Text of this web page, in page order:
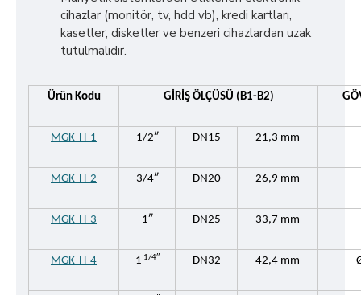
cihazlar (monitör, tv, hdd vb), kredi kartları,
kasetler, disketler ve benzeri cihazlardan uzak
tutulmalıdır.
Ürün Kodu GİRİŞ ÖLÇÜSÜ (B1-B2)
MGK-H-1 1/2″ DN15 21,3 mm
MGK-H-2 3/4″ DN20 26,9 mm
MGK-H-3 1″ DN25 33,7 mm
MGK-H-4 1 1/4″ DN32 42,4 mm